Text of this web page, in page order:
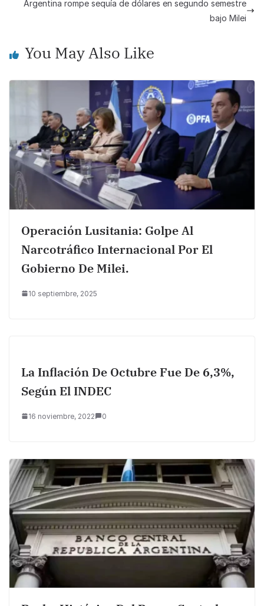
o
k
p
n
Argentina rompe sequía de dólares en segundo semestre
bajo Milei
You May Also Like
Operación Lusitania: Golpe Al
Narcotráfico Internacional Por El
Gobierno De Milei.
10 septiembre, 2025
La Inflación De Octubre Fue De 6,3%,
Según El INDEC
16 noviembre, 2022 0